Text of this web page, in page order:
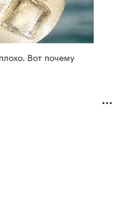
Вот почему